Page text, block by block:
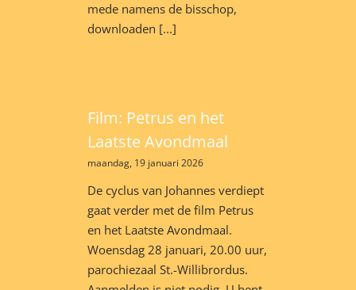
mede namens de bisschop,
downloaden [...]
Film: Petrus en het
Laatste Avondmaal
maandag, 19 januari 2026
De cyclus van Johannes verdiept
gaat verder met de film Petrus
en het Laatste Avondmaal.
Woensdag 28 januari, 20.00 uur,
parochiezaal St.-Willibrordus.